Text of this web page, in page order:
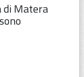
di Matera